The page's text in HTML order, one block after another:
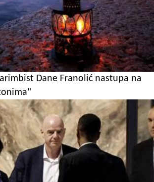
Dane Franolić nastupa na